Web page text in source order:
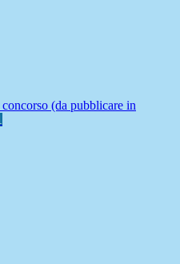
(da pubblicare in